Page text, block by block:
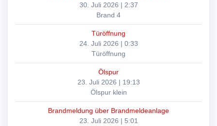
30. Juli 2026 | 2:37
Brand 4
Türöffnung
24. Juli 2026 | 0:33
Türöffnung
Ölspur
23. Juli 2026 | 19:13
Ölspur klein
Brandmeldung über Brandmeldeanlage
23. Juli 2026 | 5:01